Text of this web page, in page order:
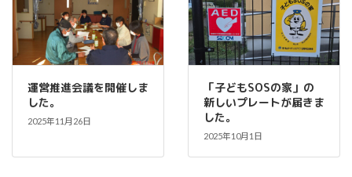
運営推進会議を開催しま
した。
2025年11月26日
「子どもSOSの家」の
新しいプレートが届きま
した。
2025年10月1日